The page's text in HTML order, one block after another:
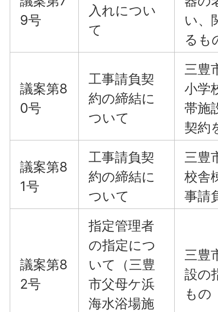
9号
入れについ
て
い、
るも
議案第8
0号
工事請負契
約の締結に
ついて
三豊
小学
帯施
契約
議案第8
1号
工事請負契
約の締結に
ついて
三豊
校舎
事請
議案第8
2号
指定管理者
の指定につ
いて（三豊
市父母ケ浜
海水浴場施
三豊
設の
もの